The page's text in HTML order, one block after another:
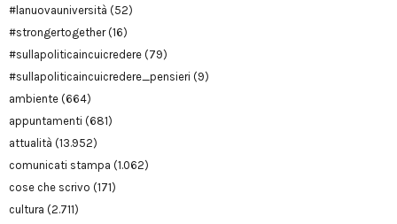
#lanuovauniversità (52)
#strongertogether(16)
#sullapoliticaincuicredere (79)
#sullapoliticaincuicredere_pensieri (9)
ambiente (664)
appuntamenti (681)
attualità (13.952)
comunicati stampa (1.062)
cose che scrivo (171)
cultura (2.711)